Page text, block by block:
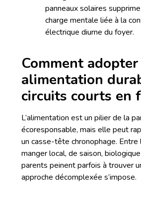
panneaux solaires
charge mentale liée à la
électrique diurne du foyer.
Comment
alimentation
circuits courts en
L’alimentation est un pilier de la
écoresponsable, mais elle peut
un casse-tête chronophage. Entre
manger local, de saison,
parents peinent parfois à trouver
approche décomplexée s’impose.